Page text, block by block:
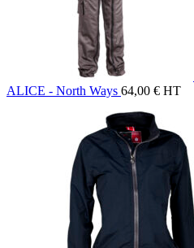
ALICE - North Ways 64,00 € HT